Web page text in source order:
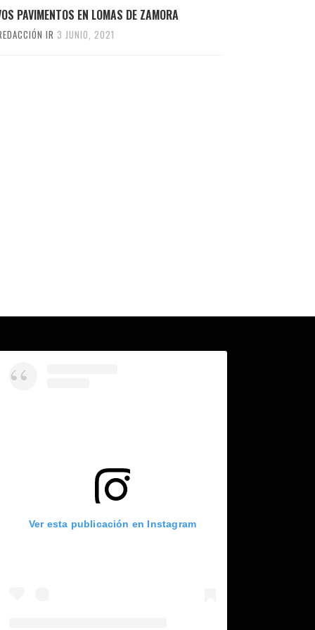
PAVIMENTOS EN LOMAS DE ZAMORA
IR 3 JUNIO, 2021
Ver esta publicación en Instagram